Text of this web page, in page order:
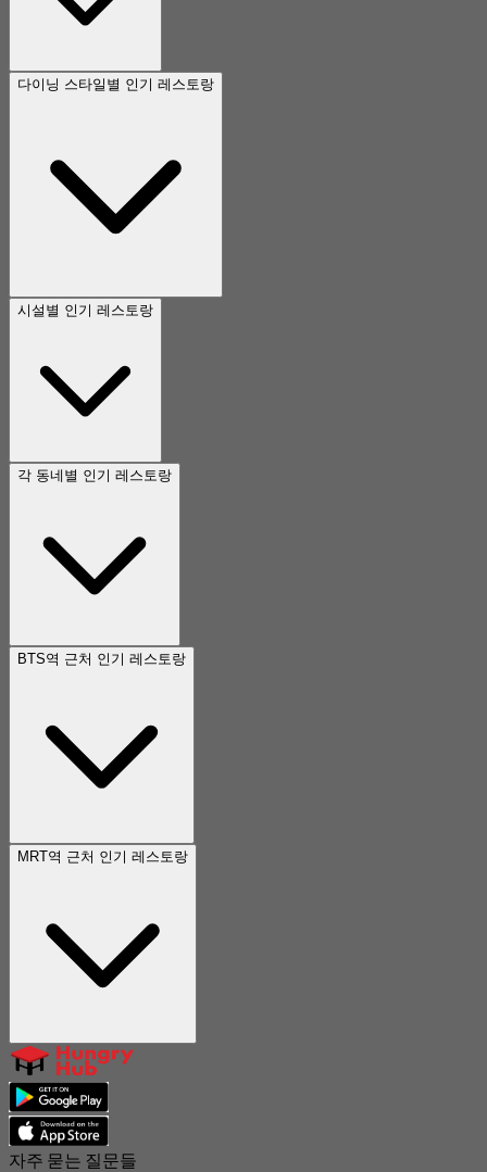
다이닝 스타일별 인기 레스토랑
시설별 인기 레스토랑
각 동네별 인기 레스토랑
BTS역 근처 인기 레스토랑
MRT역 근처 인기 레스토랑
자주 묻는 질문들